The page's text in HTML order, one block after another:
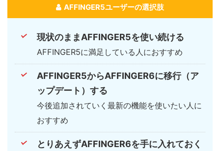
AFFINGER5ユーザーの選択肢
現状のままAFFINGER5を使い続ける
AFFINGER5に満足している人におすすめ
AFFINGER5からAFFINGER6に移行（ア
ップデート）する
今後追加されていく最新の機能を使いたい人に
おすすめ
とりあえずAFFINGER6を手に入れておく